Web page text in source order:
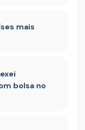
mais
bolsa no